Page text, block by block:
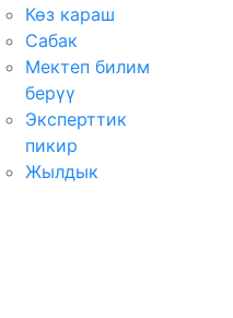
Көз караш
Сабак
Мектеп билим
берүү
Эксперттик
пикир
Жылдык